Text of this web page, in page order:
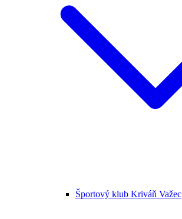
Športový klub Kriváň Važec